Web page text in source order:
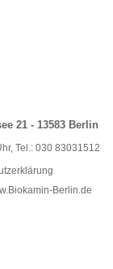
21 - 13583 Berlin
Tel.: 030 83031512
Berlin.de